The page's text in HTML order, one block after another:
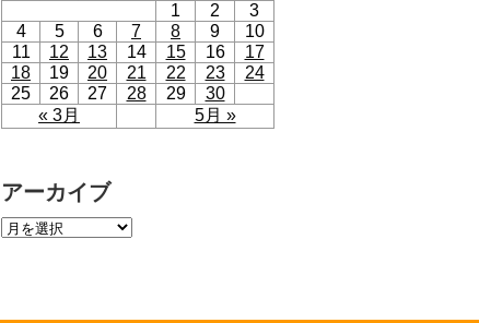
« 3月 5月 »
1 2
3
4
5 6 7 8 9
10
11
12 13 14 15 16
17
18
19 20 21 22 23
24
25
26 27 28 29 30
アーカイブ